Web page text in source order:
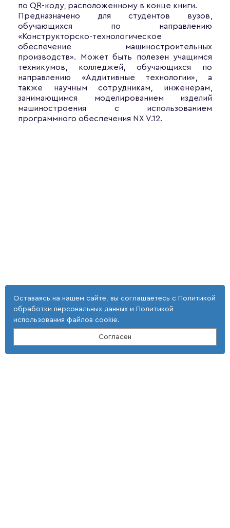
по QR-коду, расположенному в конце книги.
Предназначено для студентов вузов,
обучающихся по направлению
«Конструкторско-технологическое
обеспечение машиностроительных
производств». Может быть полезен учащимся
техникумов, колледжей, обучающихся по
направлению «Аддитивные технологии», а
также научным сотрудникам, инженерам,
занимающимся моделированием изделий
машиностроения с использованием
программного обеспечения NX V.12.
Оставаясь на нашем сайте, вы соглашаетесь с Политикой
обработки персональных данных и Политикой
использования файлов cookie.
Согласен